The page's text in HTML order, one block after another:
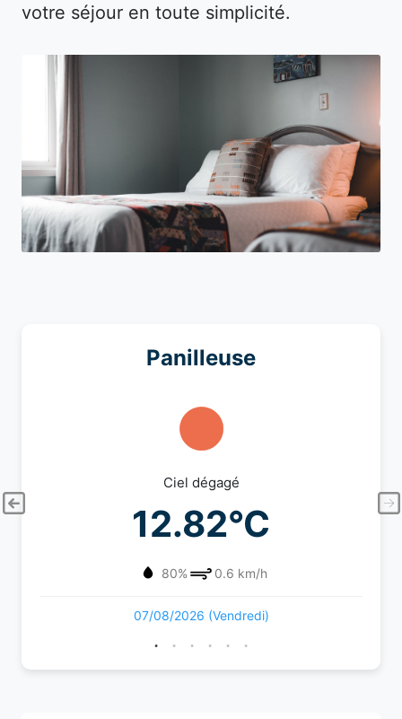
votre séjour en toute simplicité.
Panilleuse
Ciel dégagé
12.82°C
80% 0.6 km/h
07/08/2026 (Vendredi)